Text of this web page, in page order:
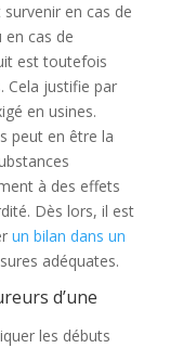
en cas de
en cas de
est toutefois
Cela justifie par
en usines.
peut en être la
à des effets
Dès lors, il est
un bilan dans un
adéquates.
d’une
les débuts